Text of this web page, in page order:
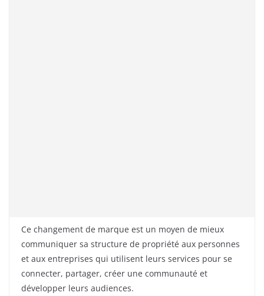
Ce changement de marque est un moyen de mieux
communiquer sa structure de propriété aux personnes
et aux entreprises qui utilisent leurs services pour se
connecter, partager, créer une communauté et
développer leurs audiences.